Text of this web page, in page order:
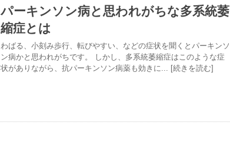
パーキンソン病と思われがちな多系統萎
縮症とは
わばる、小刻み歩行、転びやすい、などの症状を聞くとパーキンソ
ン病かと思われがちです。 しかし、多系統萎縮症はこのような症
状がありながら、抗パーキンソン病薬も効きに... [続きを読む]